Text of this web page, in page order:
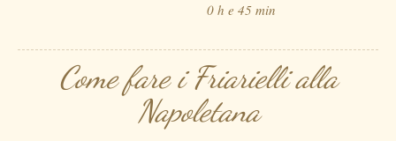
0 h e 45 min
Come fare i Friarielli alla
Napoletana